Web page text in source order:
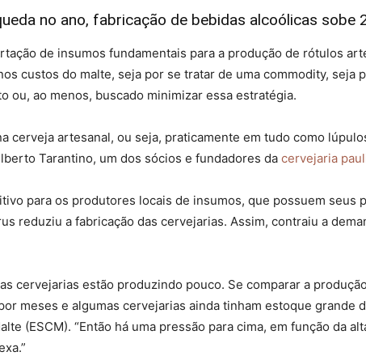
no ano, fabricação de bebidas alcoólicas sobe
de insumos fundamentais para a produção de rótulos
custos do malte, seja por se tratar de uma commodity, seja
ou, ao menos, buscado minimizar essa estratégia.
cerveja artesanal, ou seja, praticamente em tudo como
Tarantino, um dos sócios e fundadores da cervejaria
para os produtores locais de insumos, que possuem seus
reduziu a fabricação das cervejarias. Assim, contraiu a
cervejarias estão produzindo pouco. Se comparar a
meses e algumas cervejarias ainda tinham estoque grande
(ESCM). “Então há uma pressão para cima, em função da